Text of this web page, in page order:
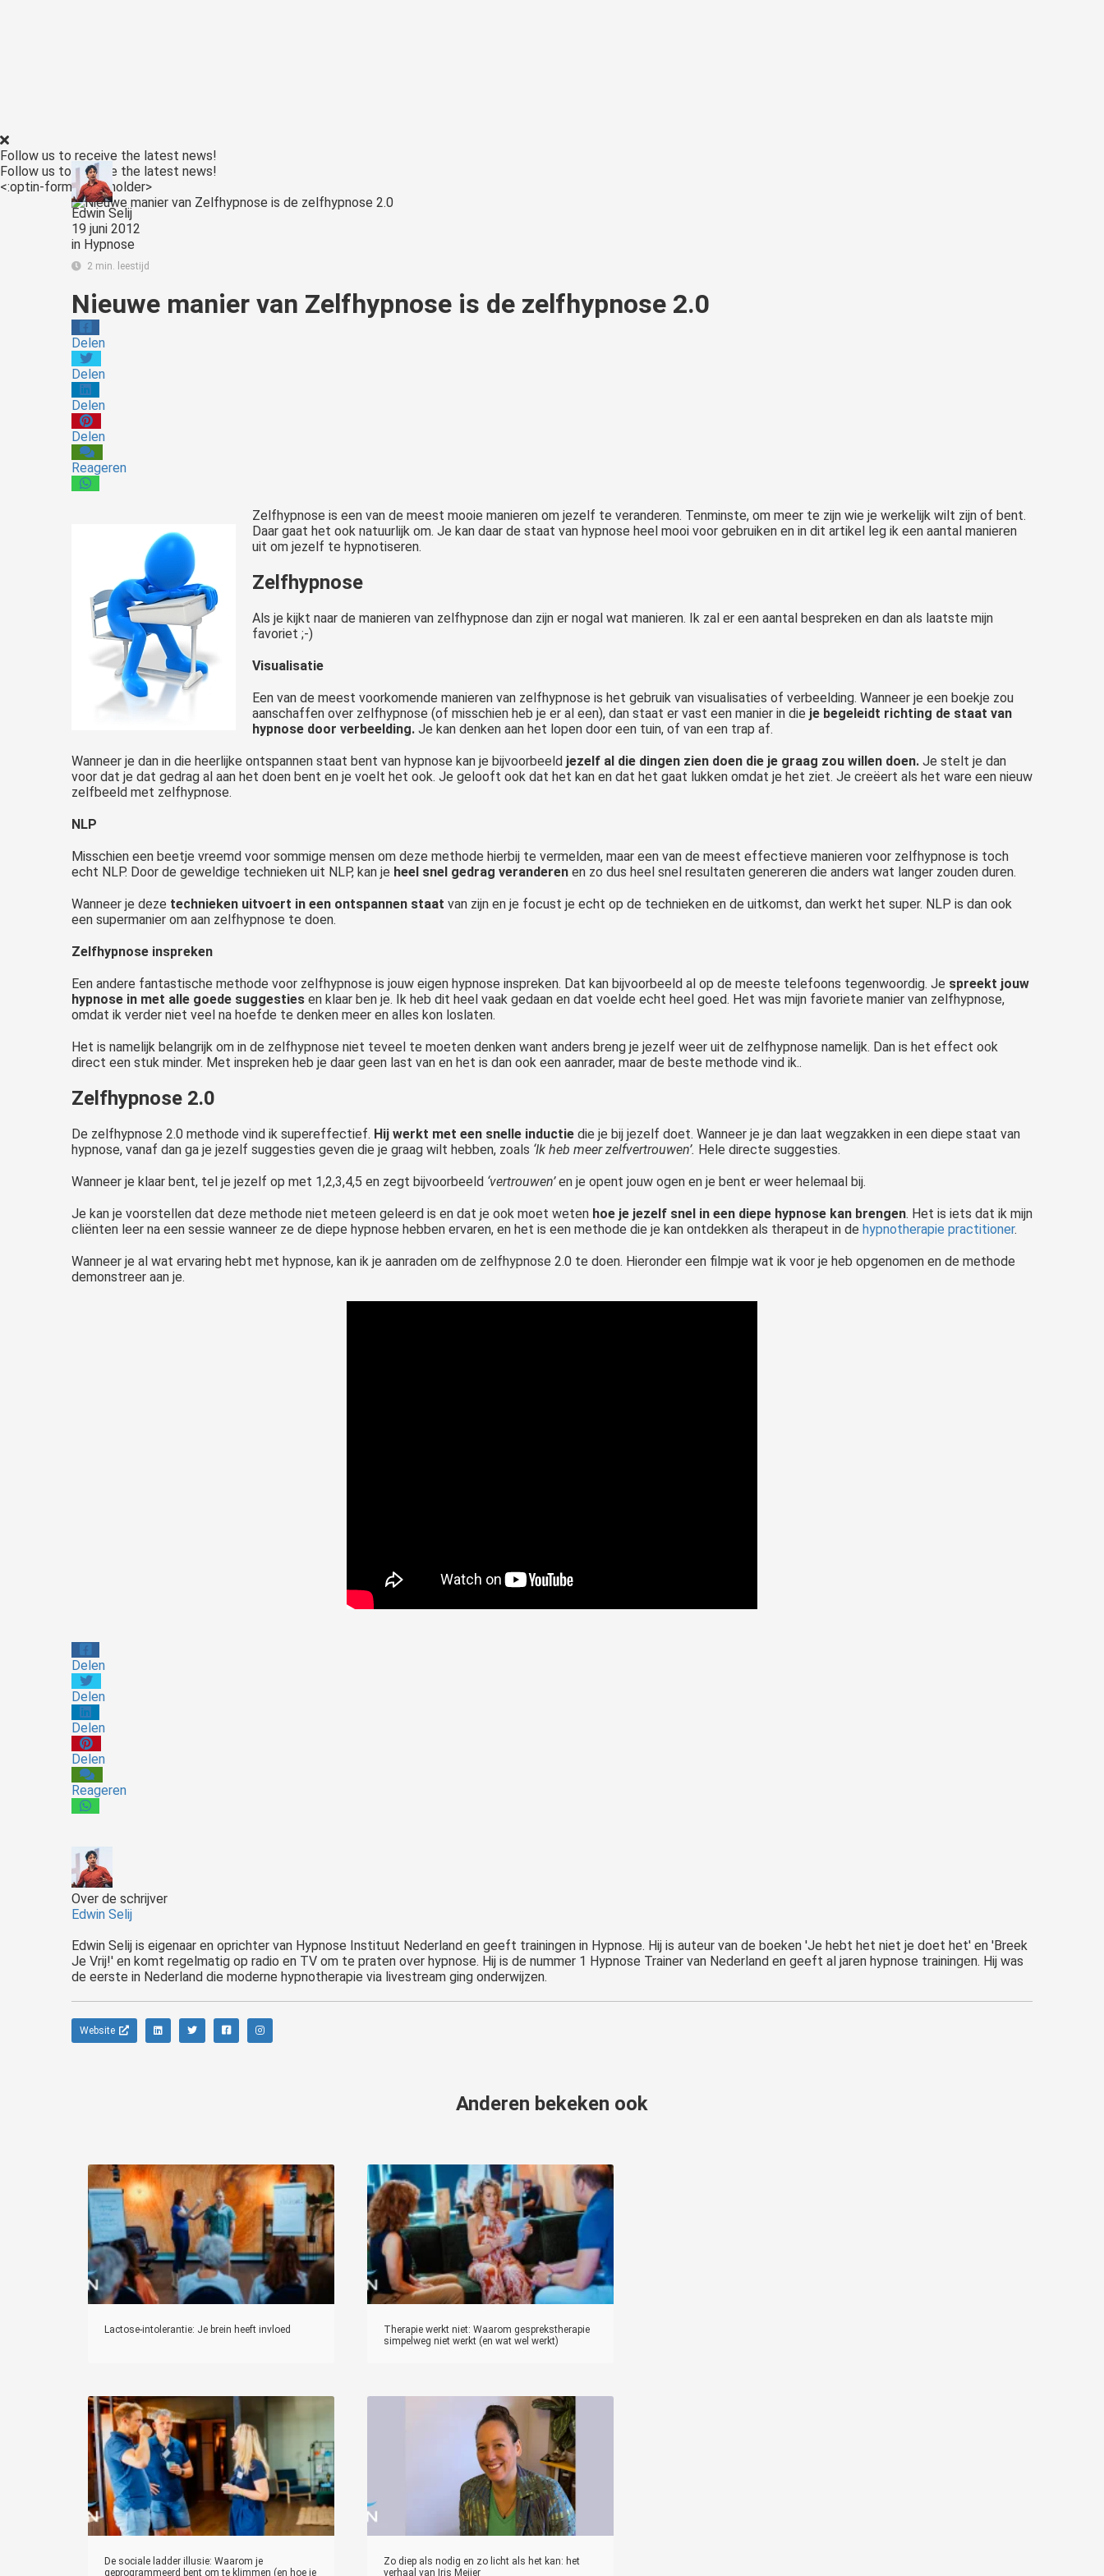
Follow us to receive the latest news!
Follow us to receive the latest news!
<:optin-form-placeholder>
Edwin Selij
19 juni 2012
in Hypnose
2 min. leestijd
Nieuwe manier van Zelfhypnose is de zelfhypnose 2.0
Delen
Delen
Delen
Delen
Reageren
Zelfhypnose is een van de meest mooie manieren om jezelf te veranderen. Tenminste, om meer te zijn wie je werkelijk wilt zijn of bent.
Daar gaat het ook natuurlijk om. Je kan daar de staat van hypnose heel mooi voor gebruiken en in dit artikel leg ik een aantal manieren
uit om jezelf te hypnotiseren.
Zelfhypnose
Als je kijkt naar de manieren van zelfhypnose dan zijn er nogal wat manieren. Ik zal er een aantal bespreken en dan als laatste mijn
favoriet ;-)
Visualisatie
Een van de meest voorkomende manieren van zelfhypnose is het gebruik van visualisaties of verbeelding. Wanneer je een boekje zou
aanschaffen over zelfhypnose (of misschien heb je er al een), dan staat er vast een manier in die je begeleidt richting de staat van
hypnose door verbeelding. Je kan denken aan het lopen door een tuin, of van een trap af.
Wanneer je dan in die heerlijke ontspannen staat bent van hypnose kan je bijvoorbeeld jezelf al die dingen zien doen die je graag zou willen doen. Je stelt je dan
voor dat je dat gedrag al aan het doen bent en je voelt het ook. Je gelooft ook dat het kan en dat het gaat lukken omdat je het ziet. Je creëert als het ware een nieuw
zelfbeeld met zelfhypnose.
NLP
Misschien een beetje vreemd voor sommige mensen om deze methode hierbij te vermelden, maar een van de meest effectieve manieren voor zelfhypnose is toch
echt NLP. Door de geweldige technieken uit NLP, kan je heel snel gedrag veranderen en zo dus heel snel resultaten genereren die anders wat langer zouden duren.
Wanneer je deze technieken uitvoert in een ontspannen staat van zijn en je focust je echt op de technieken en de uitkomst, dan werkt het super. NLP is dan ook
een supermanier om aan zelfhypnose te doen.
Zelfhypnose inspreken
Een andere fantastische methode voor zelfhypnose is jouw eigen hypnose inspreken. Dat kan bijvoorbeeld al op de meeste telefoons tegenwoordig. Je spreekt jouw
hypnose in met alle goede suggesties en klaar ben je. Ik heb dit heel vaak gedaan en dat voelde echt heel goed. Het was mijn favoriete manier van zelfhypnose,
omdat ik verder niet veel na hoefde te denken meer en alles kon loslaten.
Het is namelijk belangrijk om in de zelfhypnose niet teveel te moeten denken want anders breng je jezelf weer uit de zelfhypnose namelijk. Dan is het effect ook
direct een stuk minder. Met inspreken heb je daar geen last van en het is dan ook een aanrader, maar de beste methode vind ik..
Zelfhypnose 2.0
De zelfhypnose 2.0 methode vind ik supereffectief. Hij werkt met een snelle inductie die je bij jezelf doet. Wanneer je je dan laat wegzakken in een diepe staat van
hypnose, vanaf dan ga je jezelf suggesties geven die je graag wilt hebben, zoals ‘Ik heb meer zelfvertrouwen’. Hele directe suggesties.
Wanneer je klaar bent, tel je jezelf op met 1,2,3,4,5 en zegt bijvoorbeeld ‘vertrouwen’en je opent jouw ogen en je bent er weer helemaal bij.
Je kan je voorstellen dat deze methode niet meteen geleerd is en dat je ook moet weten hoe je jezelf snel in een diepe hypnose kan brengen. Het is iets dat ik mijn
cliënten leer na een sessie wanneer ze de diepe hypnose hebben ervaren, en het is een methode die je kan ontdekken als therapeut in de hypnotherapie practitioner.
Wanneer je al wat ervaring hebt met hypnose, kan ik je aanraden om de zelfhypnose 2.0 te doen. Hieronder een filmpje wat ik voor je heb opgenomen en de methode
demonstreer aan je.
Delen
Delen
Delen
Delen
Reageren
Over de schrijver
Edwin Selij
Edwin Selij is eigenaar en oprichter van Hypnose Instituut Nederland en geeft trainingen in Hypnose. Hij is auteur van de boeken 'Je hebt het niet je doet het' en 'Breek
Je Vrij!' en komt regelmatig op radio en TV om te praten over hypnose. Hij is de nummer 1 Hypnose Trainer van Nederland en geeft al jaren hypnose trainingen. Hij was
de eerste in Nederland die moderne hypnotherapie via livestream ging onderwijzen.
Website
Anderen bekeken ook
Lactose-intolerantie: Je brein heeft invloed
Therapie werkt niet: Waarom gesprekstherapie
simpelweg niet werkt (en wat wel werkt)
De sociale ladder illusie: Waarom je
geprogrammeerd bent om te klimmen (en hoe je
Zo diep als nodig en zo licht als het kan: het
verhaal van Iris Meijer